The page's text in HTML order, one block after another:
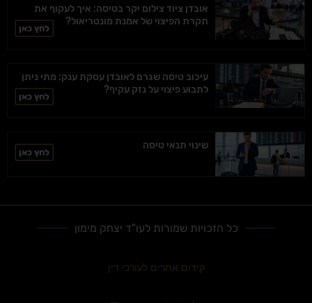
אובדן ציוד צילום יקר בטיסה: איך לעקוף את
תקרת הפיצוי של אמנת מונטריאול?
לחץ כאן
עיכוב טיסה שגרם לאובדן עסקת ענק: מתי ניתן
לתבוע פיצוי על נזק עקיף?
לחץ כאן
שינוי תנאי טיסה
לחץ כאן
כל הזכויות שמורות לעו"ד יצחק מימון
קידום אתרים לעורכי דין